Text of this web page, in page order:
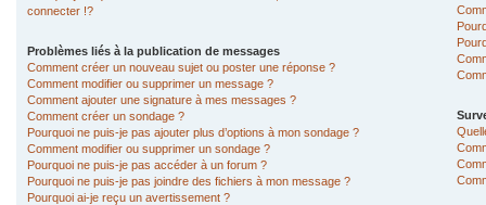
connecter !?
Problèmes liés à la publication de messages
Comment créer un nouveau sujet ou poster une réponse ?
Comment modifier ou supprimer un message ?
Comment ajouter une signature à mes messages ?
Comment créer un sondage ?
Pourquoi ne puis-je pas ajouter plus d’options à mon sondage ?
Comment modifier ou supprimer un sondage ?
Pourquoi ne puis-je pas accéder à un forum ?
Pourquoi ne puis-je pas joindre des fichiers à mon message ?
Pourquoi ai-je reçu un avertissement ?